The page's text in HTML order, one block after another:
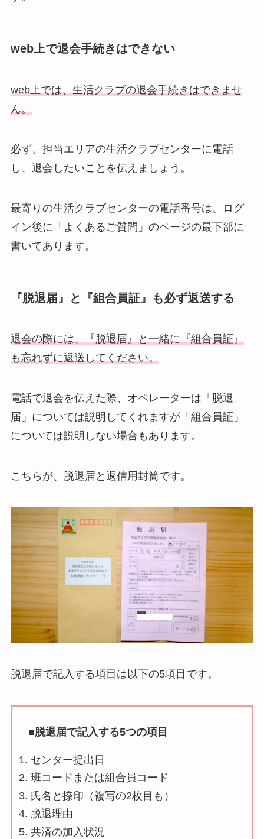
web上で退会手続きはできない
web上では、生活クラブの退会手続きはできませ
ん。
必ず、担当エリアの生活クラブセンターに電話
し、退会したいことを伝えましょう。
最寄りの生活クラブセンターの電話番号は、ログ
イン後に「よくあるご質問」のページの最下部に
書いてあります。
『脱退届』と『組合員証』も必ず返送する
退会の際には、『脱退届』と一緒に『組合員証』
も忘れずに返送してください。
電話で退会を伝えた際、オペレーターは「脱退
届」については説明してくれますが「組合員証」
については説明しない場合もあります。
こちらが、脱退届と返信用封筒です。
脱退届で記入する項目は以下の5項目です。
■脱退届で記入する5つの項目
センター提出日
班コードまたは組合員コード
氏名と捺印（複写の2枚目も）
脱退理由
共済の加入状況